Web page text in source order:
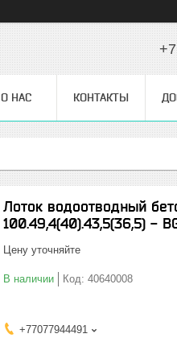
О НАС КОНТАКТЫ
Лоток водоотводный
100.49,4(40).43,5(36,5) -
Цену уточняйте
В наличии Код: 40640008
+77077944491